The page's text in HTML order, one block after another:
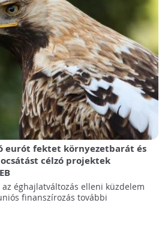
eurót fektet környezetbarát és
célzó projektek
éghajlatváltozás elleni küzdelem
finanszírozás további